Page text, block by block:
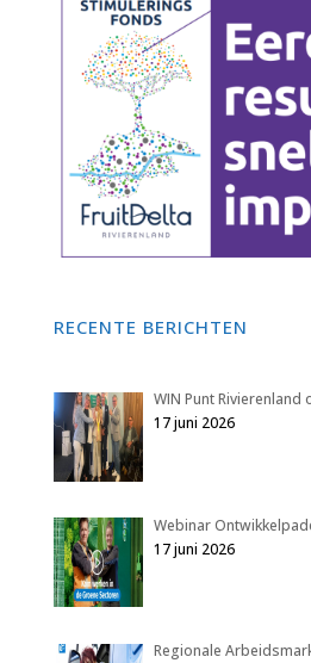
RECENTE BERICHTEN
WIN Punt
17 juni 2026
Webinar
17 juni 2026
Regionale